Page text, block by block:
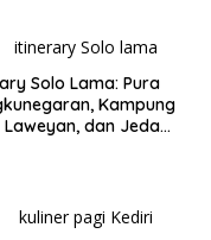
Solo Lama: Pura
Kampung
Laweyan, dan Jeda